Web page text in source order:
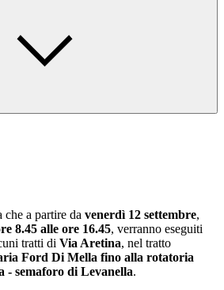
a partire da venerdì 12 settembre,
8.45 alle ore 16.45, verranno eseguiti
tratti di Via Aretina, nel tratto
Ford Di Mella fino alla rotatoria
- semaforo di Levanella.